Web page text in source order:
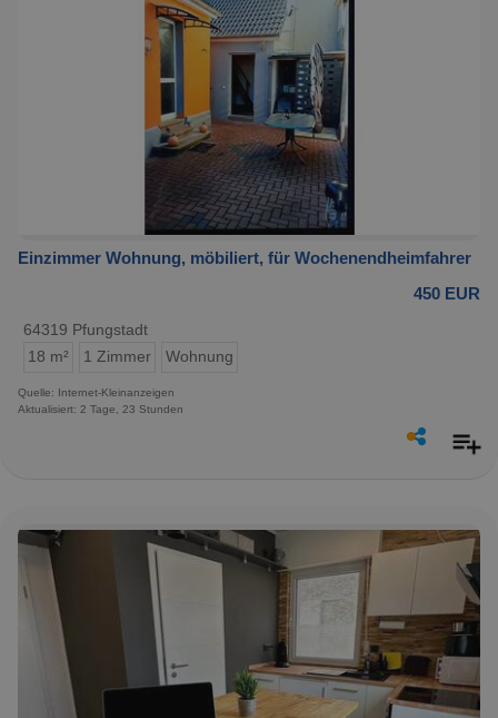
Einzimmer Wohnung, möbiliert, für Wochenendheimfahrer
450 EUR
64319 Pfungstadt
18 m²
1 Zimmer Wohnung
Quelle: Internet-Kleinanzeigen
Aktualisiert: 2 Tage, 23 Stunden